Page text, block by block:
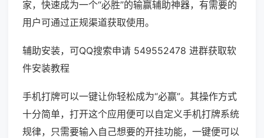
家，快速成为一个“必胜”的输赢辅助神器，有需要的
用户可通过正规渠道获取使用。
辅助安装，可QQ搜索申请 549552478 进群获取软
件安装教程
手机打牌可以一键让你轻松成为“必赢”。其操作方式
十分简单，打开这个应用便可以自定义手机打牌系统
规律，只需要输入自己想要的开挂功能，一键便可以